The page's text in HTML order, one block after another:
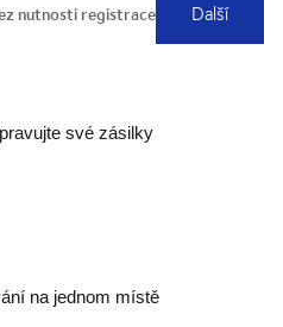
své zásilky
na jednom místě